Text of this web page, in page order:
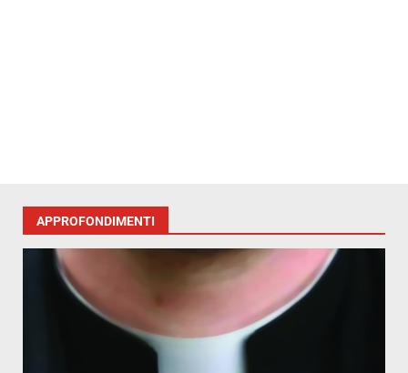
APPROFONDIMENTI